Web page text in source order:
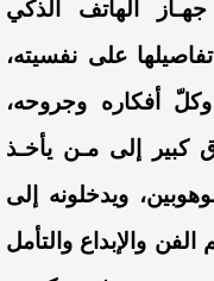
الهاتف الذكي
على نفسيته،
أفكاره وجروحه،
كبير إلى مـن يأخـذ
ويدخلونه إلى
والإبداع والتأمل